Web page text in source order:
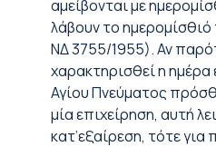
αμείβονται με
λάβουν το
ΝΔ 3755/1955). Αν
χαρακτηρισθεί η
Αγίου Πνεύματος
μία επιχείρηση, αυτή
κατ’εξαίρεση, τότε